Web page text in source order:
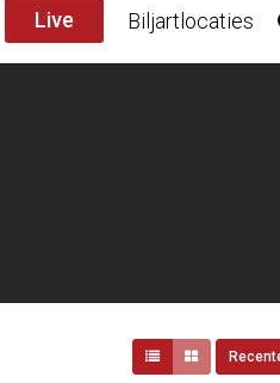
Live Biljartlocaties